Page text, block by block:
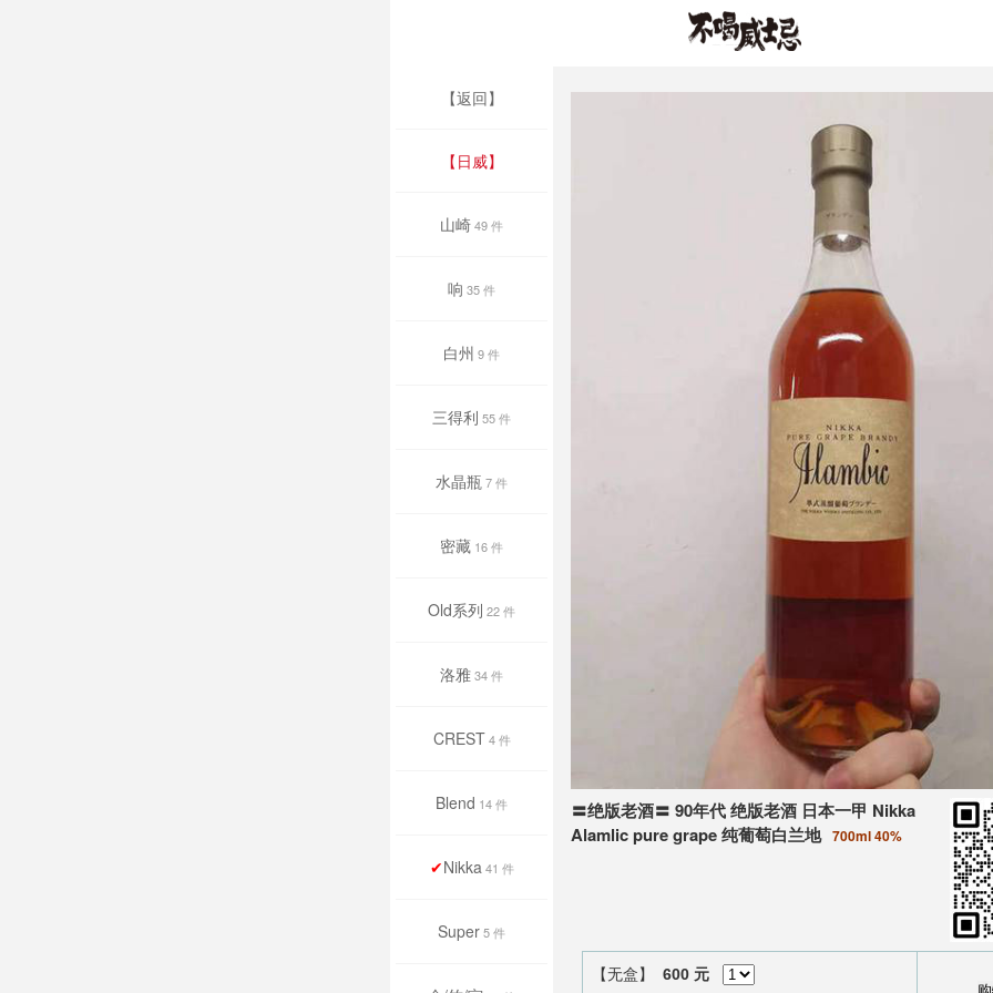
【返回】
【日威】
山崎49 件
响 35 件
白州 9 件
三得利 55 件
水晶瓶7 件
密藏 16 件
Old系列 22 件
洛雅34 件
CREST4 件
Blend 14 件
✔Nikka 41 件
Super5 件
〓绝版老酒〓 90年代 绝版老酒 日本一甲 Nikka
Alamlic pure grape 纯葡萄白兰地 700ml 40%
【无盒】 600 元